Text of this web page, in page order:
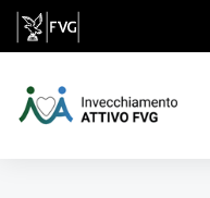
Salta al contenuto principale